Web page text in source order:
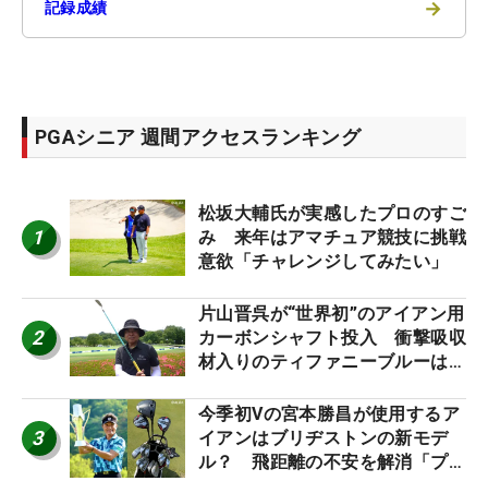
記録成績 →
PGAシニア 週間アクセスランキング
1
松坂大輔氏が実感したプロのすご
み 来年はアマチュア競技に挑戦
意欲「チャレンジしてみたい」
2
片山晋呉が“世界初”のアイアン用
カーボンシャフト投入 衝撃吸収
材入りのティファニーブルーは
3
今季初Vの宮本勝昌が使用するア
イアンはブリヂストンの新モデ
ル？ 飛距離の不安を解消「プラ